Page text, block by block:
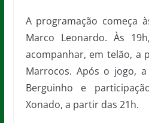
A programação começa
Marco Leonardo. Às
acompanhar, em telão, a
Marrocos. Após o jogo,
Berguinho e
Xonado, a partir das 21h.